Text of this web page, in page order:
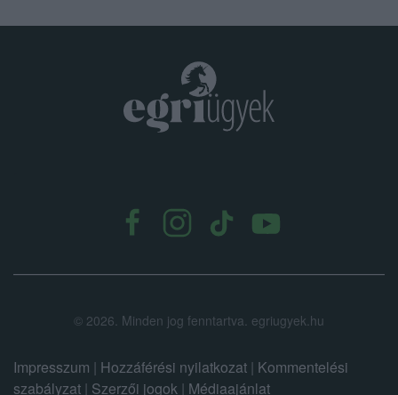
© 2026. Minden jog fenntartva. egriugyek.hu
Impresszum | Hozzáférési nyilatkozat | Kommentelési
szabályzat | Szerzői jogok | Médiaajánlat